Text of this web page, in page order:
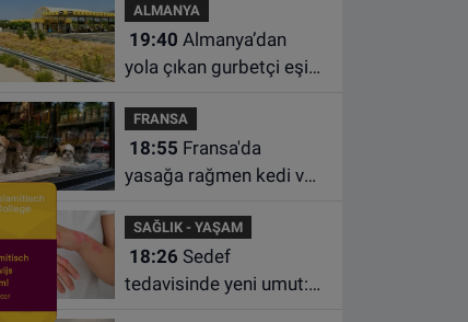
sıraya yükseldi
ALMANYA
19:40
yola çıkan gurbetçi eşini
istasyonunda unuttu
FRANSA
18:55
yasağa rağmen kedi ve
shoplara hayvan başına
1.500 euro ceza
SAĞLIK - YAŞAM
18:26
tedavisinde yeni umut: